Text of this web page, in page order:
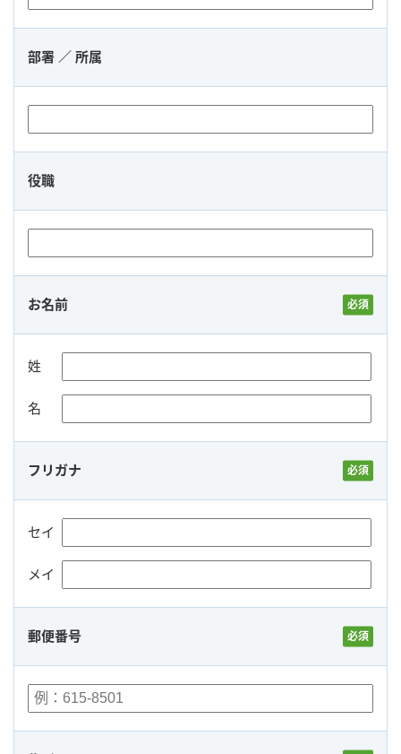
部署 ／ 所属
役職
お名前
姓
名
フリガナ
セイ
メイ
郵便番号